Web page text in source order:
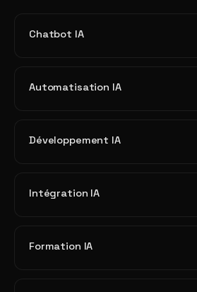
Chatbot IA
Automatisation IA
Développement IA
Intégration IA
Formation IA